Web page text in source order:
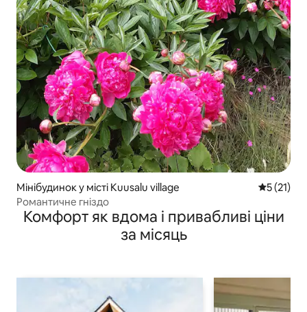
Мінібудинок у місті Kuusalu village Середня
5 (21)
Романтичне гніздо
Комфорт як вдома і привабливі ціни
за місяць